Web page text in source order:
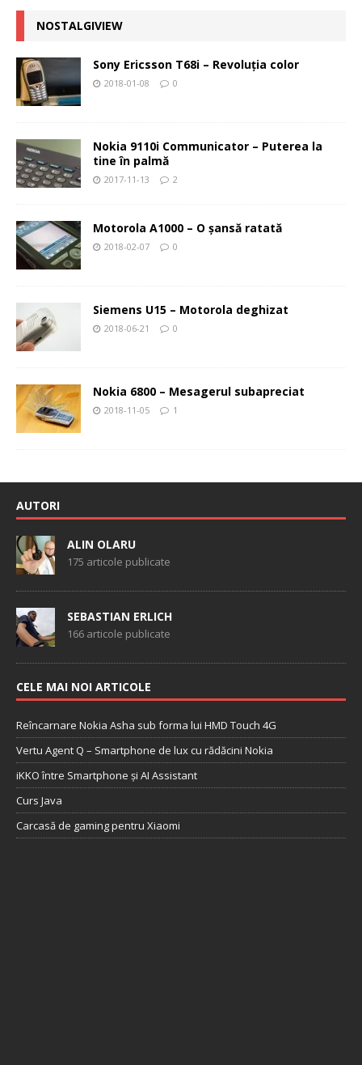
NOSTALGIVIEW
Sony Ericsson T68i – Revoluţia color
2018-01-08 0
Nokia 9110i Communicator – Puterea la
tine în palmă
2017-11-13 2
Motorola A1000 – O şansă ratată
2018-02-07 0
Siemens U15 – Motorola deghizat
2018-06-21 0
Nokia 6800 – Mesagerul subapreciat
2018-11-05 1
AUTORI
ALIN OLARU
175 articole publicate
SEBASTIAN ERLICH
166 articole publicate
CELE MAI NOI ARTICOLE
Reîncarnare Nokia Asha sub forma lui HMD Touch 4G
Vertu Agent Q – Smartphone de lux cu rădăcini Nokia
iKKO între Smartphone și AI Assistant
Curs Java
Carcasă de gaming pentru Xiaomi